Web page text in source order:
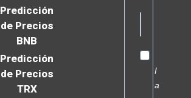
Predicción
de Precios
BNB
Predicción
de Precios
TRX
I
a